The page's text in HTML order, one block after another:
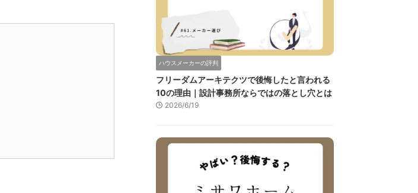
ハウスメーカーの評判
フリーダムアーキテクツで後悔したと言われる
10の理由｜設計事務所ならではの落とし穴とは
2026/6/19